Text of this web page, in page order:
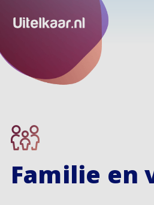
Familie en